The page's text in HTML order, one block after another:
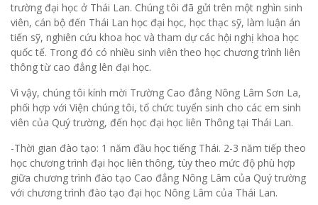
trường đại học ở Thái Lan. Chúng tôi đã gửi trên một nghìn sinh
viên, cán bộ đến Thái Lan học đại học, học thạc sỹ, làm luận án
tiến sỹ, nghiên cứu khoa học và tham dự các hội nghị khoa học
quốc tế. Trong đó có nhiều sinh viên theo học chương trình liên
thông từ cao đẳng lên đại học.
Vì vậy, chúng tôi kính mời Trường Cao đẳng Nông Lâm Sơn La,
phối hợp với Viện chúng tôi, tổ chức tuyển sinh cho các em sinh
viên của Quý trường, đến học đại học liên Thông tại Thái Lan.
-Thời gian đào tạo: 1 năm đầu học tiếng Thái. 2-3 năm tiếp theo
học chương trình đại học liên thông, tùy theo mức độ phù hợp
giữa chương trình đào tạo Cao đẳng Nông Lâm của Quý trường
với chương trình đào tạo đại học Nông Lâm của Thái Lan.